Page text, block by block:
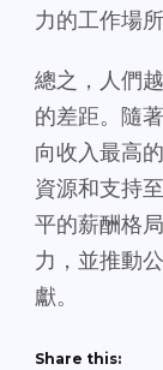
力的工作場所
總之，人們
的差距。隨
向收入最高
資源和支持
平的薪酬格
力，並推動
獻。
Share this: